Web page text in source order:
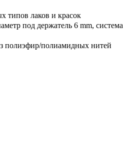
типов лаков и красок
под держатель 6 mm, система
полиэфир/полиамидных нитей